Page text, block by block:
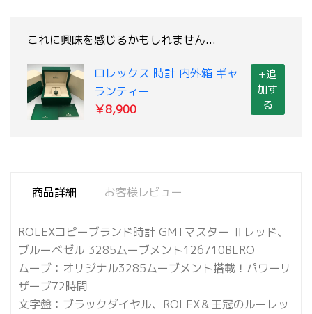
これに興味を感じるかもしれません...
ロレックス 時計 内外箱 ギャ
ランティー
￥8,900
+追
加す
る
商品詳細 お客様レビュー
ROLEXコピーブランド時計 GMTマスター Ⅱレッド、
ブルーベゼル 3285ムーブメント126710BLRO
ムーブ：オリジナル3285ムーブメント搭載！パワーリ
ザーブ72時間
文字盤：ブラックダイヤル、ROLEX＆王冠のルーレッ